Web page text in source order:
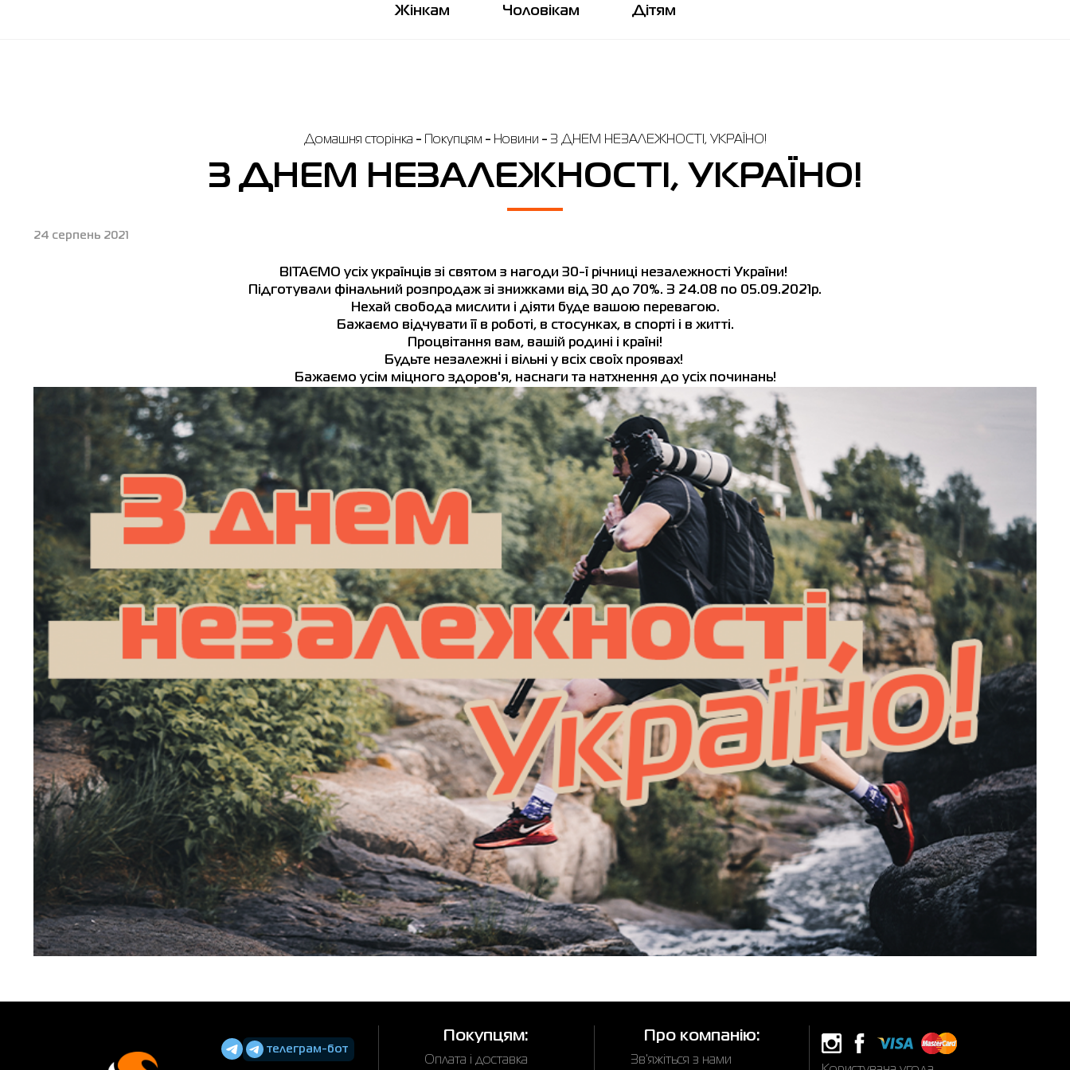
Жінкам Чоловікам Дітям
Домашня сторінка Покупцям Новини З ДНЕМ НЕЗАЛЕЖНОСТІ, УКРАЇНО!
З ДНЕМ НЕЗАЛЕЖНОСТІ, УКРАЇНО!
24 серпень 2021
ВІТАЄМО усіх українців зі святом з нагоди 30-ї річниці незалежності України!
Підготували фінальний розпродаж зі знижками від 30 до 70%. З 24.08 по 05.09.2021р.
Нехай свобода мислити діяти буде вашою перевагою.
Бажаємо відчувати в роботі , в стосунках, в спорті в житті .
Процвітання вам, вашій родині країні !
Будьте незалежні вільні у всіх своїх проявах!
Бажаємо усім міцного здоров'я, наснаги та натхнення до усіх починань!
телеграм-бот
Покупцям:
Оплата і доставка
Про компанію:
Зв'яжіться з нами